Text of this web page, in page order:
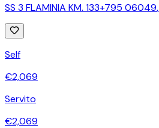
SS 3 FLAMINIA KM. 133+795 06049,
Self
€2,069
Servito
€2,069